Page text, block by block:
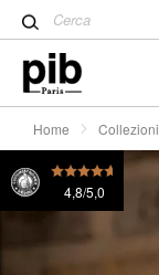
Home Collezioni
4,8/5,0